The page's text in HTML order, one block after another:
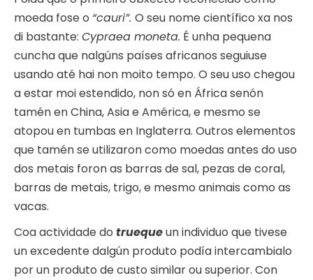
moeda fose o “cauri”. O seu nome científico xa nos
di bastante: Cypraea moneta. É unha pequena
cuncha que nalgúns países africanos seguiuse
usando até hai non moito tempo. O seu uso chegou
a estar moi estendido, non só en África senón
tamén en China, Asia e América, e mesmo se
atopou en tumbas en Inglaterra. Outros elementos
que tamén se utilizaron como moedas antes do uso
dos metais foron as barras de sal, pezas de coral,
barras de metais, trigo, e mesmo animais como as
vacas.
Coa actividade do truequeun individuo que tivese
un excedente dalgún produto podía intercambialo
por un produto de custo similar ou superior. Con